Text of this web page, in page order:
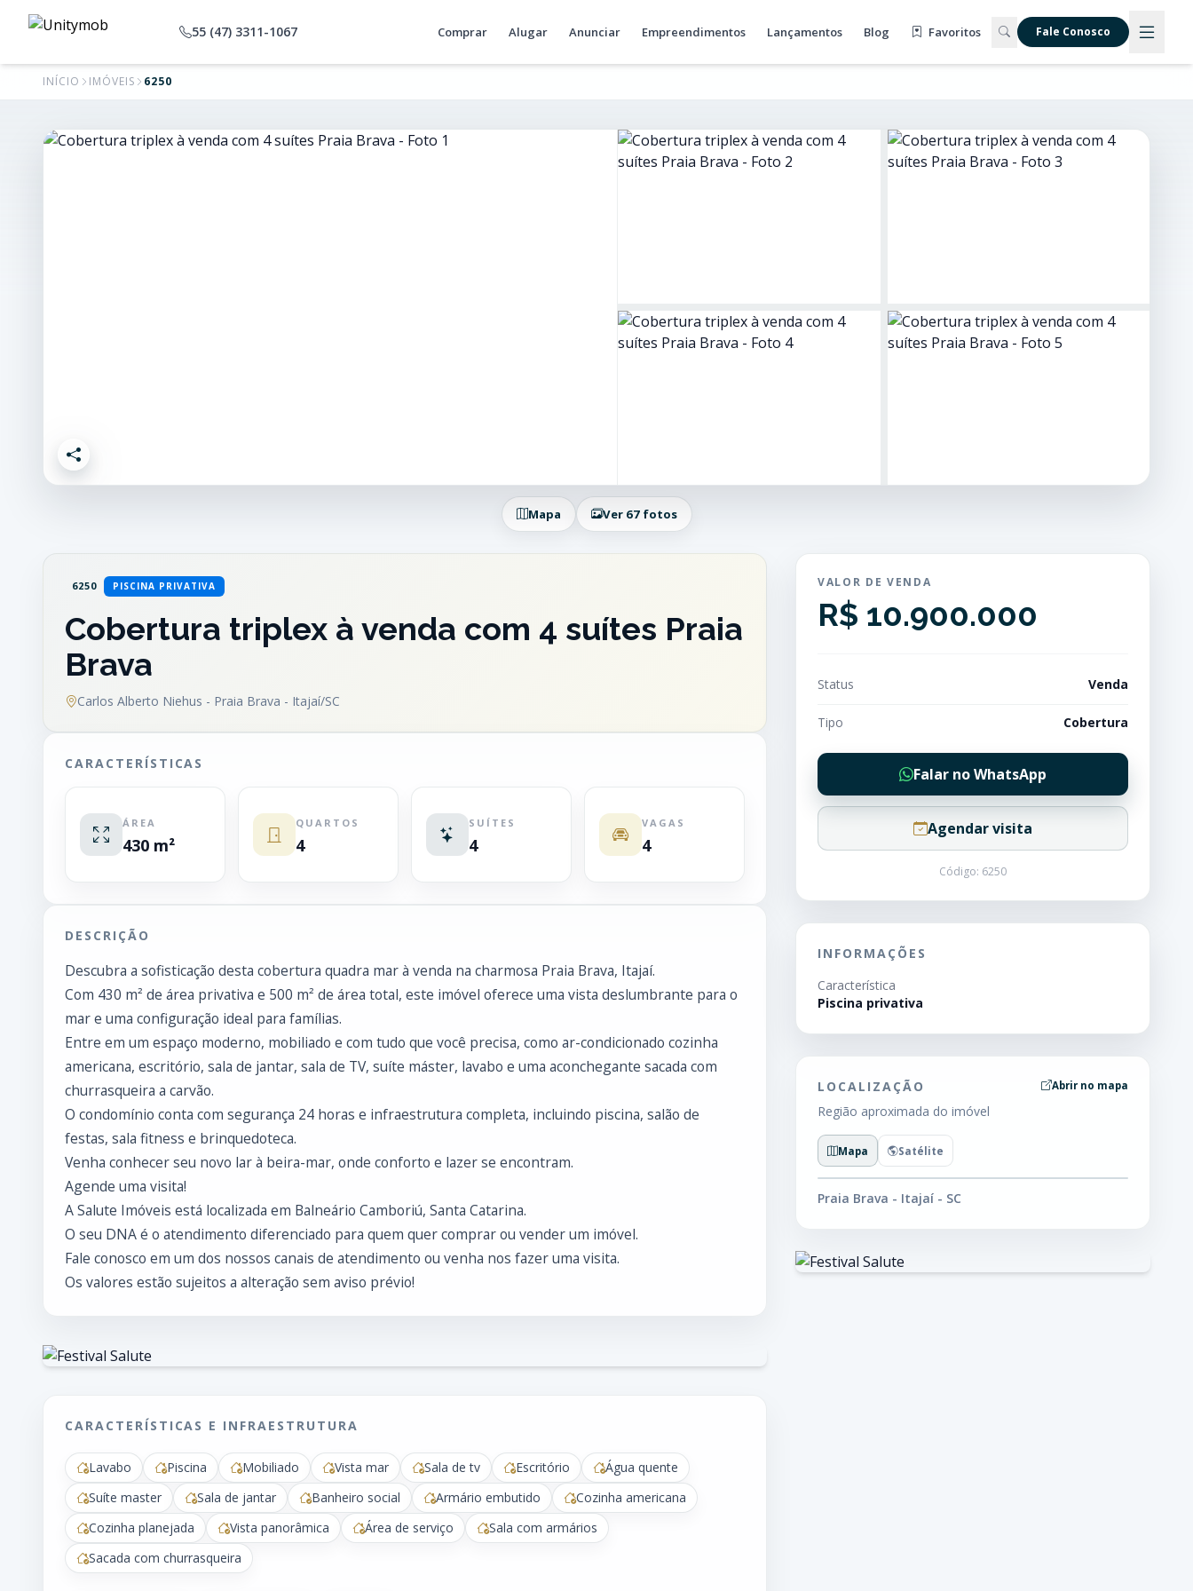
55 (47) 3311-1067 Comprar Alugar Anunciar Empreendimentos Lançamentos Blog Favoritos Fale Conosco
INÍCIO IMÓVEIS 6250
Mapa Ver 67 fotos
6250 PISCINA PRIVATIVA
Cobertura triplex à venda com 4 suítes Praia
Brava
Carlos Alberto Niehus - Praia Brava - Itajaí/SC
CARACTERÍSTICAS
ÁREA
430 m²
QUARTOS
4
SUÍTES
4
VAGAS
4
DESCRIÇÃO
Descubra a sofisticação desta cobertura quadra mar à venda na charmosa Praia Brava, Itajaí.
Com 430 m² de área privativa e 500 m² de área total, este imóvel oferece uma vista deslumbrante para o
mar e uma configuração ideal para famílias.
Entre em um espaço moderno, mobiliado e com tudo que você precisa, como ar-condicionado cozinha
americana, escritório, sala de jantar, sala de TV, suíte máster, lavabo e uma aconchegante sacada com
churrasqueira a carvão.
O condomínio conta com segurança 24 horas e infraestrutura completa, incluindo piscina, salão de
festas, sala fitness e brinquedoteca.
Venha conhecer seu novo lar à beira-mar, onde conforto e lazer se encontram.
Agende uma visita!
A Salute Imóveis está localizada em Balneário Camboriú, Santa Catarina.
O seu DNA é o atendimento diferenciado para quem quer comprar ou vender um imóvel.
Fale conosco em um dos nossos canais de atendimento ou venha nos fazer uma visita.
Os valores estão sujeitos a alteração sem aviso prévio!
CARACTERÍSTICAS E INFRAESTRUTURA
Lavabo Piscina Mobiliado Vista mar Sala de tv Escritório
Água quente
Suíte master
Sala de jantar Banheiro social Armário embutido
Cozinha americana
Cozinha planejada
Vista panorâmica Área de serviço
Sala com armários
Sacada com churrasqueira
VALOR DE VENDA
R$ 10.900.000
Status Venda
Tipo Cobertura
Falar no WhatsApp
Agendar visita
Código: 6250
INFORMAÇÕES
Característica
Piscina privativa
LOCALIZAÇÃO
Região aproximada do imóvel
Abrir no mapa
Mapa Satélite
Praia Brava - Itajaí - SC